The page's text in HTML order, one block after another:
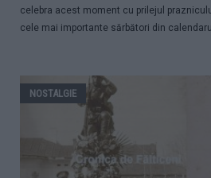
celebra acest moment cu prilejul
cele mai importante sărbători din
NOSTALGIE